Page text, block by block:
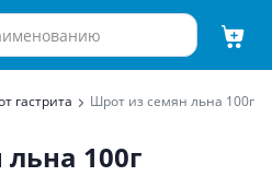
гастрита Шрот из семян льна 100г
100г